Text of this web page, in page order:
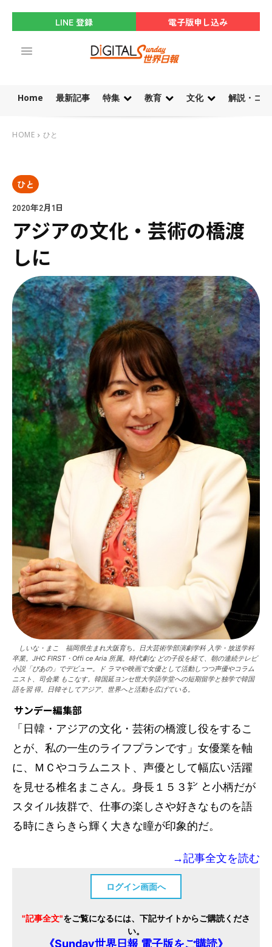
LINE 登録 電子版申し込み
Home 最新記事 特集 教育 文化 解説・コ
HOME ひと
ひと
2020年2月1日
アジアの文化・芸術の橋渡
しに
しいな・まこ 福岡県生まれ大阪育ち。日大芸術学部演劇学科 入学・放送学科
卒業。JHC FIRST・Offi ce Aria 所属。時代劇な どの子役を経て、朝の連続テレビ
小説「ぴあの」でデビュー。ド ラマや映画で女優として活動しつつ声優やコラム
ニスト、司会業 もこなす。韓国延ヨンセ世大学語学堂への短期留学と独学で韓国
語を習 得。日韓そしてアジア、世界へと活動を広げている。
サンデー編集部
「日韓・アジアの文化・芸術の橋渡し役をするこ
とが、私の一生のライフプランです」女優業を軸
に、ＭＣやコラムニスト、声優として幅広い活躍
を見せる椎名まこさん。身長１５３㌢ と小柄だが
スタイル抜群で、仕事の楽しさや好きなものを語
る時にきらきら輝く大きな瞳が印象的だ。
→記事全文を読む
ログイン画面へ
"記事全文"をご覧になるには、下記サイトからご購読くださ
い。
《Sunday世界日報 電子版をご購読》